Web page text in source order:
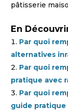
pâtisserie
En
Par quoi
alternatives
Par quoi
pratique avec
Par quoi
guide pratique